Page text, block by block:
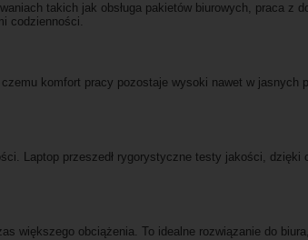
takich jak obsługa pakietów biurowych, praca z
codzienności.
komfort pracy pozostaje wysoki nawet w
Laptop przeszedł rygorystyczne testy jakości,
większego obciążenia. To idealne rozwiązanie do